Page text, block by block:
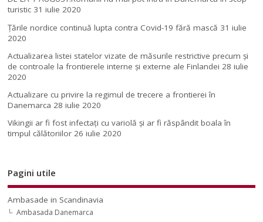
turistic 31 iulie 2020
Țările nordice continuă lupta contra Covid-19 fără mască 31 iulie
2020
Actualizarea listei statelor vizate de măsurile restrictive precum și
de controale la frontierele interne și externe ale Finlandei 28 iulie
2020
Actualizare cu privire la regimul de trecere a frontierei în
Danemarca 28 iulie 2020
Vikingii ar fi fost infectaţi cu variolă şi ar fi răspândit boala în
timpul călătoriilor 26 iulie 2020
Pagini utile
Ambasade in Scandinavia
Ambasada Danemarca